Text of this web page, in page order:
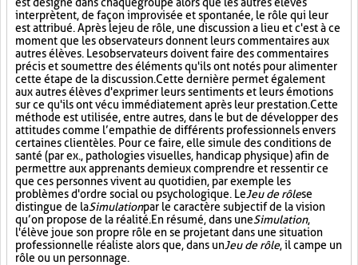
interprètent, de façon improvisée et spontanée, le rôle qui leur
est attribué. Après le jeu de rôle, une discussion a lieu et c'est à ce
moment que les observateurs donnent leurs commentaires aux
autres élèves. Les observateurs doivent faire des commentaires
précis et soumettre des éléments qu'ils ont notés pour alimenter
cette étape de la discussion. Cette dernière permet également
aux autres élèves d'exprimer leurs sentiments et leurs émotions
sur ce qu'ils ont vécu immédiatement après leur prestation. Cette
méthode est utilisée, entre autres, dans le but de développer des
attitudes comme l’empathie de différents professionnels envers
certaines clientèles. Pour ce faire, elle simule des conditions de
santé (par ex., pathologies visuelles, handicap physique) afin de
permettre aux apprenants de mieux comprendre et ressentir ce
que ces personnes vivent au quotidien, par exemple les
problèmes d'ordre social ou psychologique. LeJeu de rôlese
distingue de laSimulationpar le caractère subjectif de la vision
qu’on propose de la réalité. En résumé, dans uneSimulation,
l'élève joue son propre rôle en se projetant dans une situation
professionnelle réaliste alors que, dans unJeu de rôle, il campe un
rôle ou un personnage.